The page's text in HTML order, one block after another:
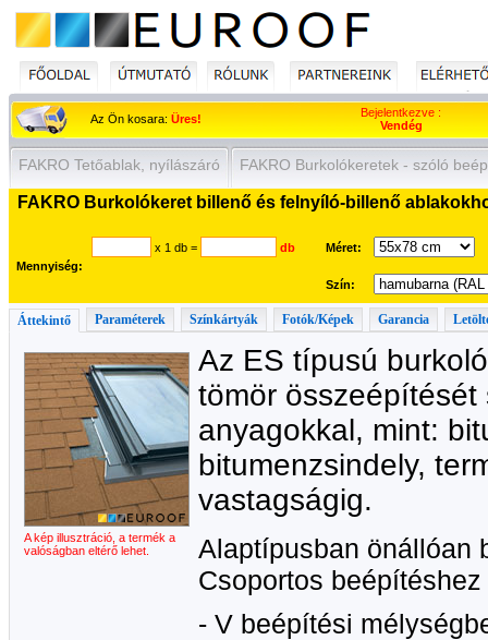
Az Ön kosara: Üres!
Bejelentkezve :
Vendég
FAKRO Tetőablak, nyílászáró FAKRO Burkolókeretek - szóló
FAKRO Burkolókeret billenő és felnyíló-billenő
Mennyiség:
x 1 db = db Méret:
Szín:
Áttekintő Paraméterek Színkártyák Fotók/Képek Garancia
A kép illusztráció, a termék a
valóságban eltérő lehet.
Az ES típusú
tömör
anyagokkal, mint:
bitumenzsindely,
vastagságig.
Alaptípusban önállóan
Csoportos
- V beépítési